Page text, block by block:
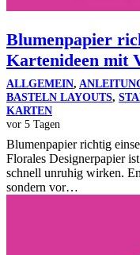
Blumenpapier
Kartenideen mit
ALLGEMEIN,
BASTELN LAYOUTS,
KARTEN
vor 5 Tagen
Blumenpapier richtig
Florales Designerpapier
schnell unruhig wirken.
sondern vor…